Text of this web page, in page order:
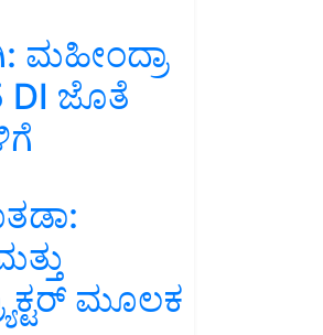
ಮಹೀಂದ್ರಾ
ಜೊತೆ
ಮೂಲಕ